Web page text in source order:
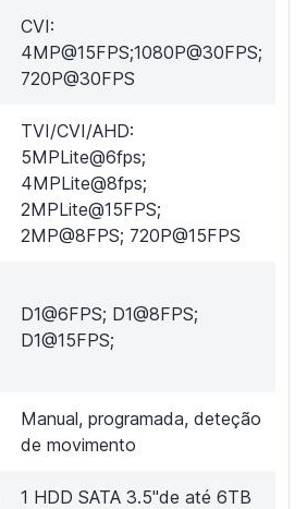
CVI:
4MP@15FPS;1080P@30FPS;
720P@30FPS
TVI/CVI/AHD:
5MPLite@6fps;
4MPLite@8fps;
2MPLite@15FPS;
2MP@8FPS; 720P@15FPS
D1@6FPS; D1@8FPS;
D1@15FPS;
Manual, programada, deteção
de movimento
1 HDD SATA 3.5"de até 6TB